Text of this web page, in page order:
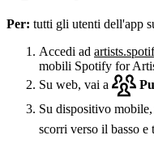
Per: tutti gli utenti dell'app
Accedi ad
mobili Spotify for
Su web, vai a
Su dispositivo
scorri verso il basso e